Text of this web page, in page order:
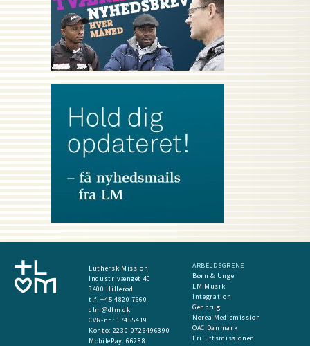
Luthersk Mission
Industrivænget 40
3400 Hillerød
tlf. +45 4820 7660
dlm@dlm.dk
CVR-nr.: 17455419
​Konto: 2230-0726496390
MobilePay:66288
ARBEJDSGRENE
Børn & Unge
LM Musik
Integration
Genbrug
Norea Mediemission
OAC Danmark
Friluftsmissionen